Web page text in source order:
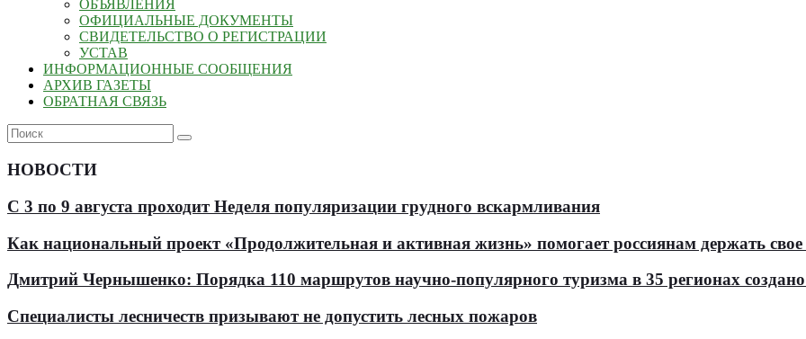
ОБЪЯВЛЕНИЯ
ОФИЦИАЛЬНЫЕ ДОКУМЕНТЫ
СВИДЕТЕЛЬСТВО О РЕГИСТРАЦИИ
УСТАВ
ИНФОРМАЦИОННЫЕ СООБЩЕНИЯ
АРХИВ ГАЗЕТЫ
ОБРАТНАЯ СВЯЗЬ
НОВОСТИ
С 3 по 9 августа проходит Неделя популяризации грудного вскармливания
Как национальный проект «Продолжительная и активная жизнь» помогает россиянам держать свое
Дмитрий Чернышенко: Порядка 110 маршрутов научно-популярного туризма в 35 регионах
Специалисты лесничеств призывают не допустить лесных пожаров